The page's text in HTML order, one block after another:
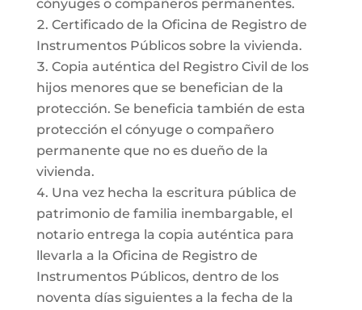
cónyuges o compañeros permanentes.
Certificado de la Oficina de Registro de
Instrumentos Públicos sobre la vivienda.
Copia auténtica del Registro Civil de los
hijos menores que se benefician de la
protección. Se beneficia también de esta
protección el cónyuge o compañero
permanente que no es dueño de la
vivienda.
Una vez hecha la escritura pública de
patrimonio de familia inembargable, el
notario entrega la copia auténtica para
llevarla a la Oficina de Registro de
Instrumentos Públicos, dentro de los
noventa días siguientes a la fecha de la